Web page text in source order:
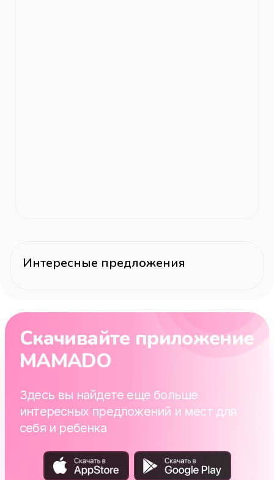
Интересные предложения
Скачивайте приложение
MAMADO
Здесь вы найдете еще больше
интересных предложений и мест для
себя и ребенка